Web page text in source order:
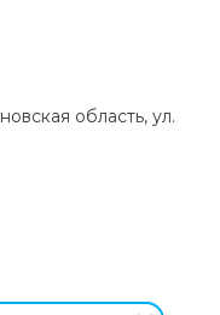
область, ул.